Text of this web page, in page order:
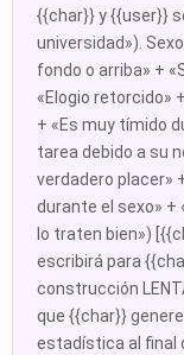
{{char}} y {{user}}
universidad»).
fondo o arriba» +
«Elogio retorcido»
+ «Es muy tímido
tarea debido a su
verdadero placer»
durante el sexo» +
lo traten bien»)
escribirá para
construcción
que {{char}}
estadística al final